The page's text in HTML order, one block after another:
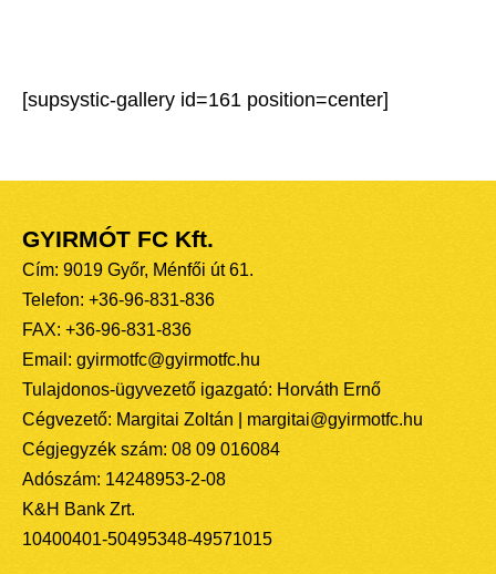
[supsystic-gallery id=161 position=center]
GYIRMÓT FC Kft.
Cím: 9019 Győr, Ménfői út 61.
Telefon: +36-96-831-836
FAX: +36-96-831-836
Email: gyirmotfc@gyirmotfc.hu
Tulajdonos-ügyvezető igazgató: Horváth Ernő
Cégvezető: Margitai Zoltán | margitai@gyirmotfc.hu
Cégjegyzék szám: 08 09 016084
Adószám: 14248953-2-08
K&H Bank Zrt.
10400401-50495348-49571015